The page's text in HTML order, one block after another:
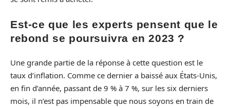
Est-ce que les experts pensent que le
rebond se poursuivra en 2023 ?
Une grande partie de la réponse à cette question est le
taux d’inflation. Comme ce dernier a baissé aux États-Unis,
en fin d’année, passant de 9 % à 7 %, sur les six derniers
mois, il n’est pas impensable que nous soyons en train de